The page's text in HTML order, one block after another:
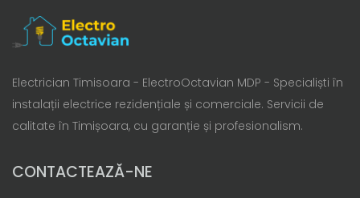
Electrician Timisoara - ElectroOctavian MDP - Specialiști în
instalații electrice rezidențiale și comerciale. Servicii de
calitate în Timișoara, cu garanție și profesionalism.
CONTACTEAZĂ-NE